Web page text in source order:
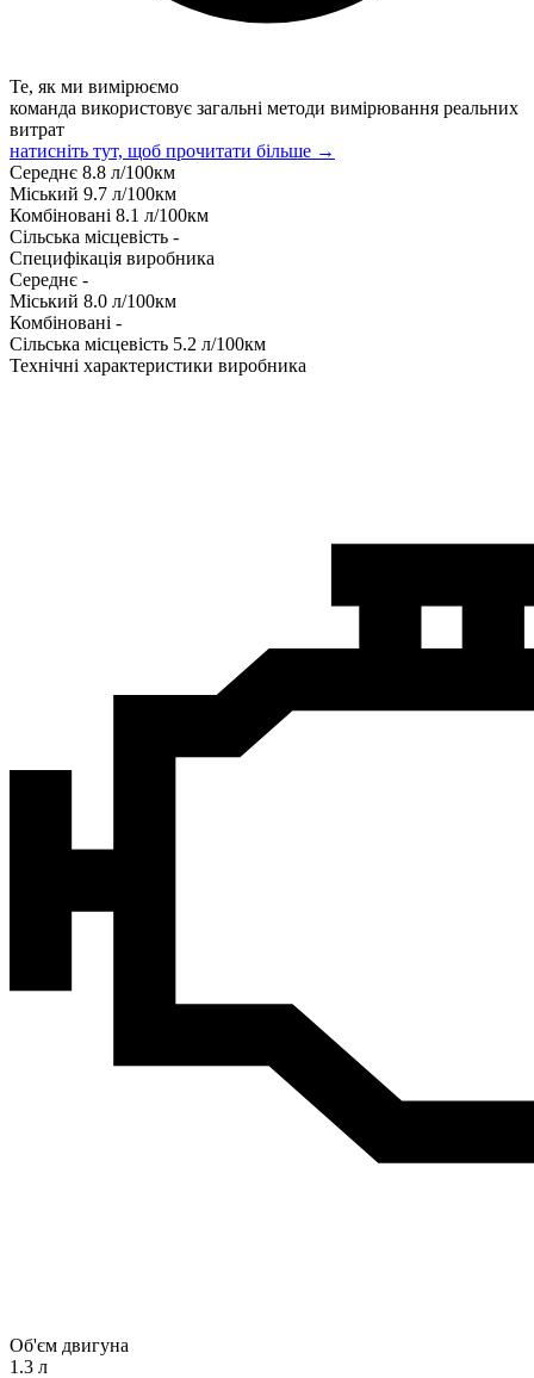
Те, як ми вимірюємо
команда використовує загальні методи вимірювання реальних
витрат
натисніть тут, щоб прочитати більше →
Середнє 8.8 л/100км
Міський 9.7 л/100км
Комбіновані 8.1 л/100км
Сільська місцевість -
Специфікація виробника
Середнє -
Міський 8.0 л/100км
Комбіновані -
Сільська місцевість 5.2 л/100км
Технічні характеристики виробника
Об'єм двигуна
1.3 л